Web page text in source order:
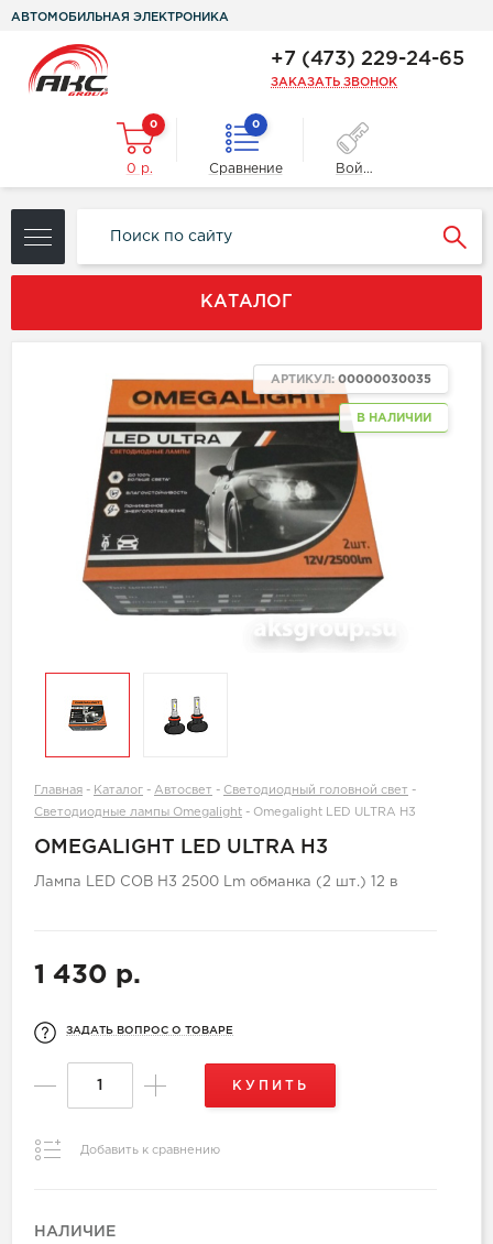
АВТОМОБИЛЬНАЯ ЭЛЕКТРОНИКА
+7 (473) 229-24-65
ЗАКАЗАТЬ ЗВОНОК
0
0 р.
0
Сравнение Войти
КАТАЛОГ
В НАЛИЧИИ
АРТИКУЛ: 00000030035
Главная - Каталог - Автосвет - Светодиодный головной свет -
Светодиодные лампы Omegalight - Omegalight LED ULTRA H3
OMEGALIGHT LED ULTRA H3
Лампа LED COB H3 2500 Lm обманка (2 шт.) 12 в
1 430 р.
ЗАДАТЬ ВОПРОС О ТОВАРЕ
КУПИТЬ
Добавить к сравнению
НАЛИЧИЕ